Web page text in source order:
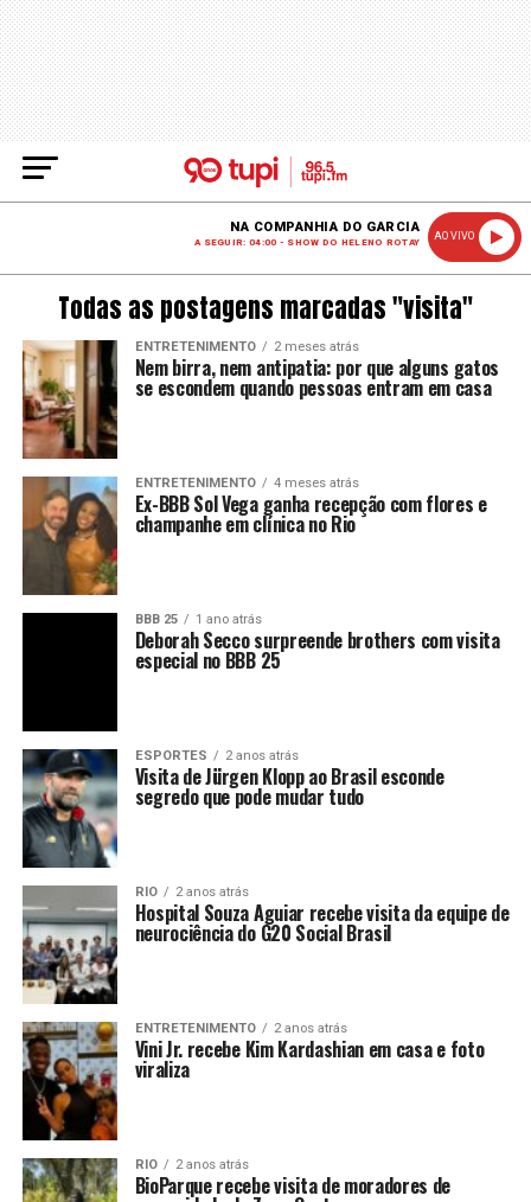
NA COMPANHIA DO GARCIA
A SEGUIR: 04:00 - SHOW DO HELENO ROTAY
AO VIVO
Todas as postagens marcadas "visita"
ENTRETENIMENTO 2 meses atrás
Nem birra, nem antipatia: por que alguns gatos
se escondem quando pessoas entram em casa
ENTRETENIMENTO 4 meses atrás
Ex-BBB Sol Vega ganha recepção com flores e
champanhe em clínica no Rio
BBB 25 1 ano atrás
Deborah Secco surpreende brothers com visita
especial no BBB 25
ESPORTES 2 anos atrás
Visita de Jürgen Klopp ao Brasil esconde
segredo que pode mudar tudo
RIO 2 anos atrás
Hospital Souza Aguiar recebe visita da equipe de
neurociência do G20 Social Brasil
ENTRETENIMENTO 2 anos atrás
Vini Jr. recebe Kim Kardashian em casa e foto
viraliza
RIO 2 anos atrás
BioParque recebe visita de moradores de